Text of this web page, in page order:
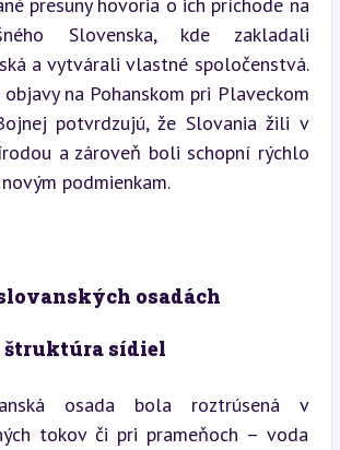
Slovenska, kde zakladali
a vytvárali vlastné spoločenstvá.
na Pohanskom pri Plaveckom
potvrdzujú, že Slovania žili v
a zároveň boli schopní rýchlo
podmienkam.
osadách
štruktúra sídiel
osada bola roztrúsená v
tokov či pri prameňoch – voda